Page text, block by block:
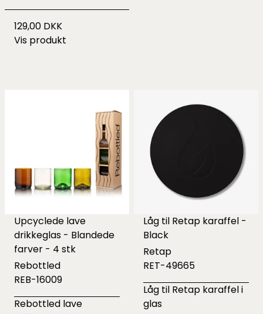
129,00 DKK
Vis produkt
Upcyclede lave
drikkeglas - Blandede
farver - 4 stk
Rebottled
REB-16009
Rebottled lave
Låg til Retap karaffel -
Black
Retap
RET-49665
Låg til Retap karaffel i
glas